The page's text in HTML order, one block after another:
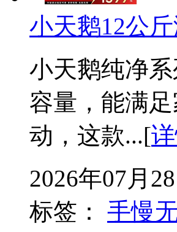
小天鹅12公
小天鹅纯净
容量，能满
动，这款...[
2026年07月
标签：
手慢